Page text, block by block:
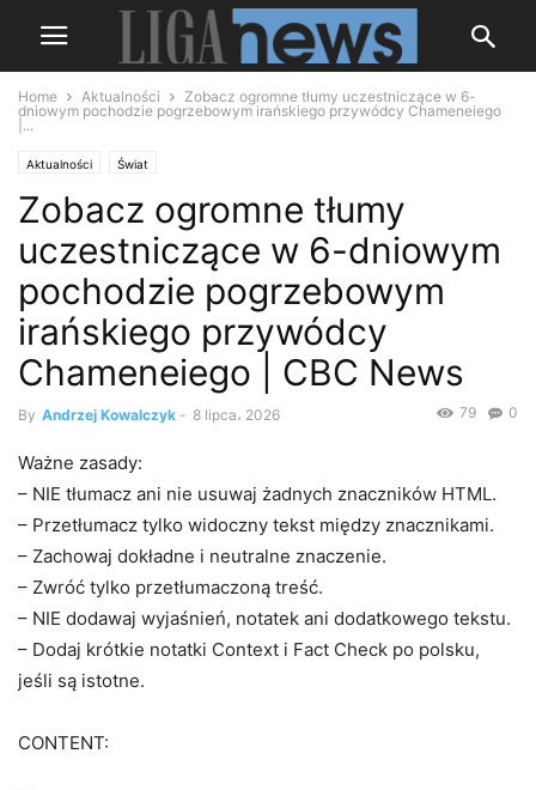
Home Aktualności
Zobacz ogromne tłumy uczestniczące w 6-
dniowym pochodzie pogrzebowym irańskiego przywódcy Chameneiego
|...
Aktualności Świat
Zobacz ogromne tłumy
uczestniczące w 6-dniowym
pochodzie pogrzebowym
irańskiego przywódcy
Chameneiego | CBC News
By Andrzej Kowalczyk - 8 lipca، 2026 0
79
Ważne zasady:
– NIE tłumacz ani nie usuwaj żadnych znaczników HTML.
– Przetłumacz tylko widoczny tekst między znacznikami.
– Zachowaj dokładne i neutralne znaczenie.
– Zwróć tylko przetłumaczoną treść.
– NIE dodawaj wyjaśnień, notatek ani dodatkowego tekstu.
– Dodaj krótkie notatki Context i Fact Check po polsku,
jeśli są istotne.
CONTENT: